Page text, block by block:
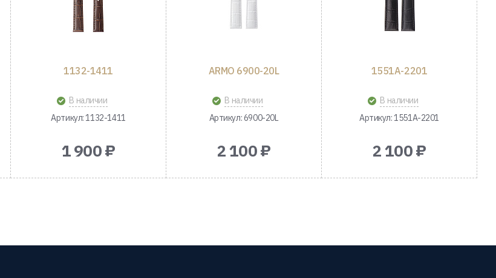
1132-1411
В наличии
Артикул: 1132-1411
1 900 ₽
ARMO 6900-20L
В наличии
Артикул: 6900-20L
2 100 ₽
1551A-2201
В наличии
Артикул: 1551A-2201
2 100 ₽